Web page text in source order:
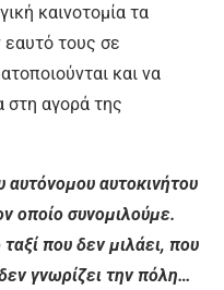
καινοτομία τα
εαυτό τους σε
και να
στη αγορά της
αυτοκινήτου
οποίο συνομιλούμε.
που δεν μιλάει, που
γνωρίζει την πόλη…